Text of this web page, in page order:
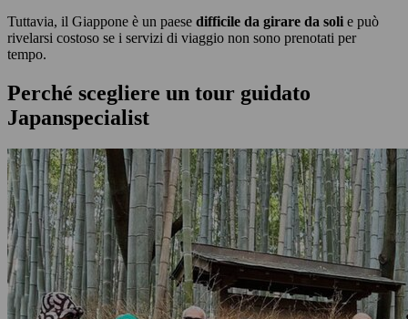
Tuttavia, il Giappone è un paese difficile da girare da soli e può
rivelarsi costoso se i servizi di viaggio non sono prenotati per
tempo.
Perché scegliere un tour guidato
Japanspecialist